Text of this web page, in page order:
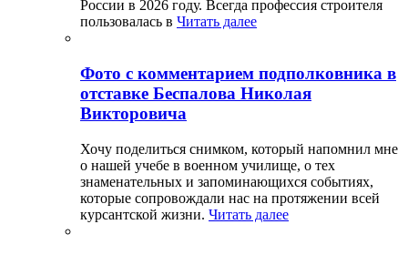
России в 2026 году. Всегда профессия строителя
пользовалась в Читать далее
Фото с комментарием подполковника в
отставке Беспалова Николая
Викторовича
Хочу поделиться снимком, который напомнил мне
о нашей учебе в военном училище, о тех
знаменательных и запоминающихся событиях,
которые сопровождали нас на протяжении всей
курсантской жизни. Читать далее